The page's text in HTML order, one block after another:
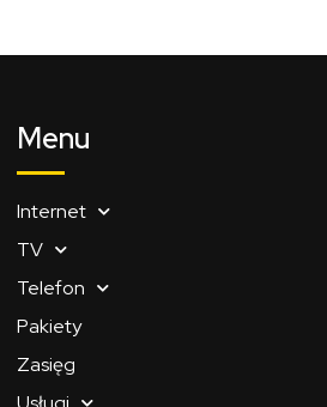
Menu
Internet
TV
Telefon
Pakiety
Zasięg